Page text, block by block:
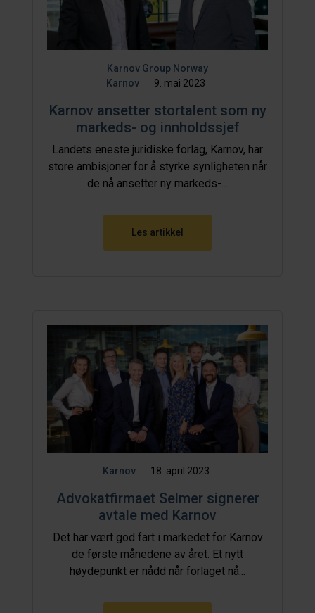
Karnov Group Norway
Karnov
9. mai 2023
Karnov ansetter stortalent som ny
markeds- og innholdssjef
Landets eneste juridiske forlag, Karnov, har
store ambisjoner for å styrke synligheten når
de nå ansetter ny markeds-...
Les artikkel
Karnov 18. april 2023
Advokatfirmaet Selmer signerer
avtale med Karnov
Det har vært god fart i markedet for Karnov
de første månedene av året. Et nytt
høydepunkt er nådd når forlaget nå...